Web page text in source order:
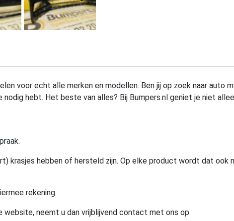
voor echt alle merken en modellen. Ben jij op zoek naar auto
hebt. Het beste van alles? Bij Bumpers.nl geniet je niet
krasjes hebben of hersteld zijn. Op elke product wordt dat ook
rekening
website, neemt u dan vrijblijvend contact met ons op.